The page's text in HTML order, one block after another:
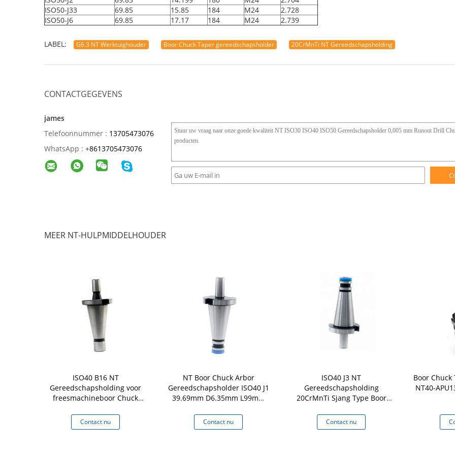
ISO50-J33
69.85 15.85 184 M24
2.728
ISO50-J6
69.85 17.17 184 M24 2.739
LABEL: G6.3 NT Werktuighouder Boor Chuck Taper gereedschapsholder 20CrMnTi NT Gereedschapsholding
CONTACTGEGEVENS
james
Telefoonnummer : 13705473076
WhatsApp : +8613705473076
MEER NT-HULPMIDDELHOUDER
ISO40 B16 NT
Gereedschapsholding voor
freesmachineboor Chuck
Contact nu
NT Boor Chuck Arbor
Gereedschapsholder ISO40 J1
39.69mm D6.35mm L99mm
Contact nu
ISO40 J3 NT
Gereedschapsholding
20CrMnTi Sjang Type Boor
Contact nu
Boor
NT40-